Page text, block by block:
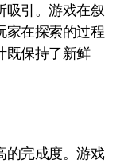
吸引。游戏在叙
家在探索的过程
既保持了新鲜
的完成度。游戏